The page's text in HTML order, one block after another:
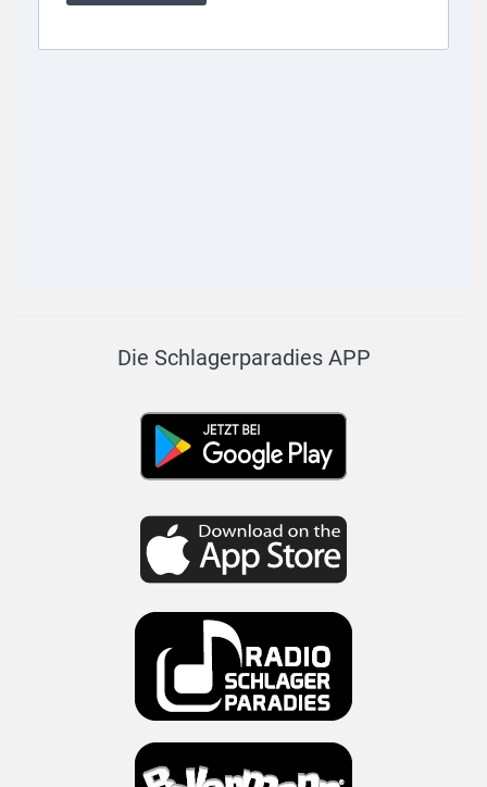
Die Schlagerparadies APP